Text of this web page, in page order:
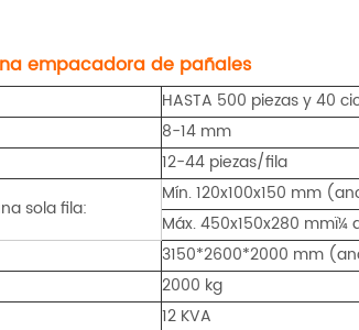
empacadora de pañales
HASTA 500 piezas y 40
8-14 mm
12-44 piezas/fila
sola fila:
Mín. 120x100x150 mm
Máx. 450x150x280 mmï¼
3150*2600*2000 mm
2000 kg
12 KVA